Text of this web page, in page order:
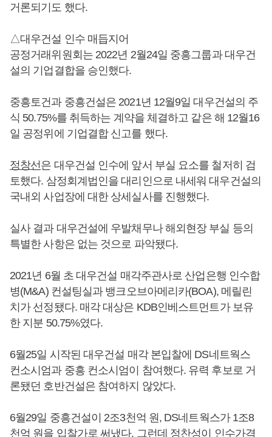
거론되기도 했다.
△대우건설 인수 매듭지어
공정거래위원회는 2022년 2월24일 중흥그룹과 대우건
설의 기업결합을 승인했다.
중흥토건과 중흥건설은 2021년 12월9일 대우건설의 주
식 50.75%를 취득하는 계약을 체결하고 같은 해 12월16
일 공정위에 기업결합 신고를 했다.
정창선은 대우건설 인수에 앞서 부실 요소를 철저히 검
토했다. 삼정회계법인을 대리인으로 내세워 대우건설의
국내외 사업장에 대한 상세실사를 진행했다.
실사 결과 대우건설에 우발채무나 해외현장 부실 등의
특별한 사항은 없는 것으로 파악됐다.
2021년 6월 초 대우건설 매각주관사로 산업은행 인수합
병(M&A) 컨설팅실과 뱅크오브아메리카(BOA), 메릴린
치가 선정됐다. 매각 대상은 KDB인베스트먼트가 보유
한 지분 50.75%였다.
6월25일 시작된 대우건설 매각 본입찰에 DS네트웍스
컨소시엄과 중흥 컨소시엄이 참여했다. 유력 후보로 거
론됐던 호반건설은 참여하지 않았다.
6월29일 중흥건설이 2조3천억 원, DS네트웍스가 1조8
천억 원을 입찰가로 써냈다. 그런데 정찬성이 인수가격